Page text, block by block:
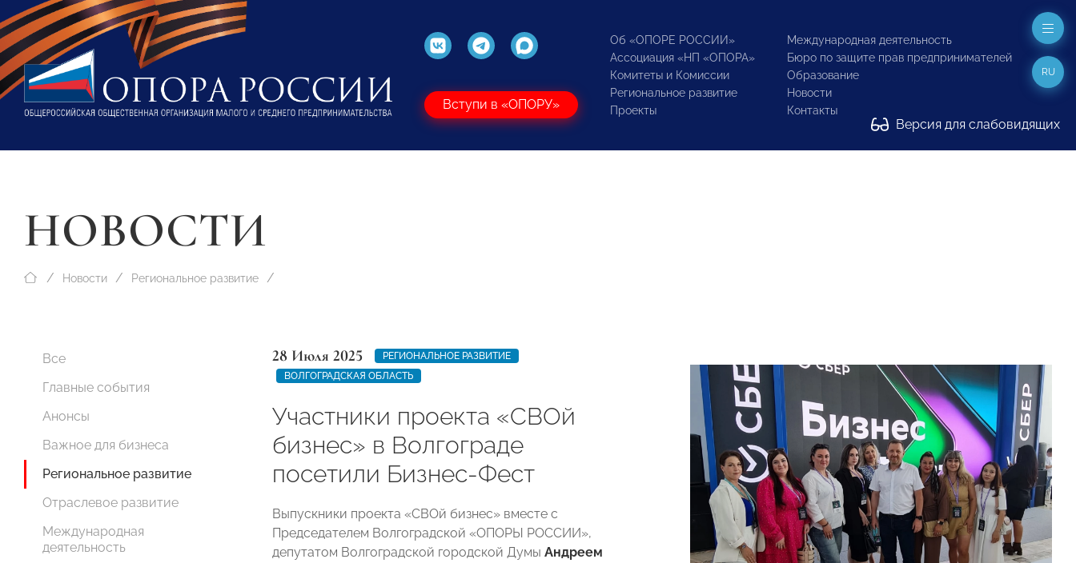
Вступи в «ОПОРУ»
Об «ОПОРЕ РОССИИ»
Ассоциация «НП «ОПОРА»
Комитеты и Комиссии
Региональное развитие
Проекты
Международная деятельность
Бюро по защите прав предпринимателей
Образование
Новости
Контакты
Версия для слабовидящих
RU
НОВОСТИ
Новости Региональное развитие
Все
Главные события
Анонсы
Важное для бизнеса
Региональное развитие
Отраслевое развитие
Международная
деятельность
28 Июля 2025
РЕГИОНАЛЬНОЕ РАЗВИТИЕ
ВОЛГОГРАДСКАЯ ОБЛАСТЬ
Участники проекта «СВОй
бизнес» в Волгограде
посетили Бизнес-Фест
Выпускники проекта «СВОй бизнес» вместе с
Председателем Волгоградской «ОПОРЫ РОССИИ»,
депутатом Волгоградской городской Думы Андреем